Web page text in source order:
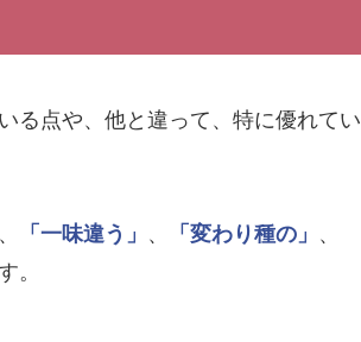
る点や、他と違って、特に優れてい
、 「一味違う」 、 「変わり種の」 、
。